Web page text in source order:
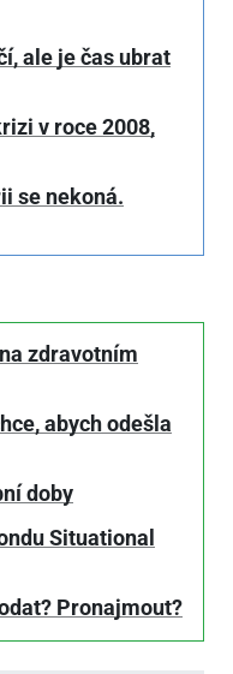
zdravotním
abych odešla
doby
Situational
Pronajmout?
ale je čas ubrat
v roce 2008,
se nekoná.